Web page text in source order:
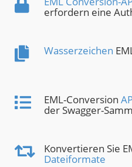
erfordern eine
Wasserzeichen
EML-Conversion
der Swagger-
Konvertieren Sie
Dateiformate